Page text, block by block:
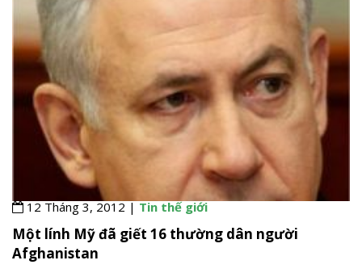
12 Tháng 3, 2012 |Tin thế giới
Một lính Mỹ đã giết 16 thường dân người
Afghanistan